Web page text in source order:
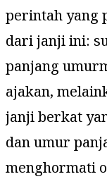
perintah yang
dari janji ini:
panjang
ajakan,
janji berkat
dan umur
menghormati